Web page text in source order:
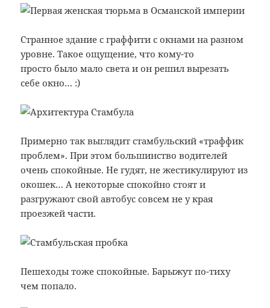
Странное здание с граффити с окнами на разном
уровне. Такое ощущение, что кому-то
просто было мало света и он решил вырезать
себе окно… :)
Примерно так выглядит стамбульский «траффик
проблем». При этом большинство водителей
очень спокойные. Не гудят, не жестикулируют из
окошек… А некоторые спокойно стоят и
разгружают свой автобус совсем не у края
проезжей части.
Пешеходы тоже спокойные. Барыжут по-тиху
чем попало.